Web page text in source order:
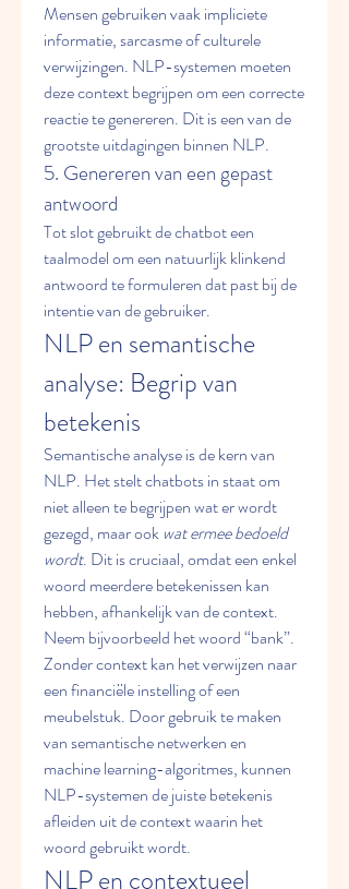
Mensen gebruiken vaak impliciete
informatie, sarcasme of culturele
verwijzingen. NLP-systemen moeten
deze context begrijpen om een correcte
reactie te genereren. Dit is een van de
grootste uitdagingen binnen NLP.
5. Genereren van een gepast
antwoord
Tot slot gebruikt de chatbot een
taalmodel om een natuurlijk klinkend
antwoord te formuleren dat past bij de
intentie van de gebruiker.
NLP en semantische
analyse: Begrip van
betekenis
Semantische analyse is de kern van
NLP. Het stelt chatbots in staat om
niet alleen te begrijpen wat er wordt
gezegd, maar ook wat ermee bedoeld
wordt. Dit is cruciaal, omdat een enkel
woord meerdere betekenissen kan
hebben, afhankelijk van de context.
Neem bijvoorbeeld het woord “bank”.
Zonder context kan het verwijzen naar
een financiële instelling of een
meubelstuk. Door gebruik te maken
van semantische netwerken en
machine learning-algoritmes, kunnen
NLP-systemen de juiste betekenis
afleiden uit de context waarin het
woord gebruikt wordt.
NLP en contextueel